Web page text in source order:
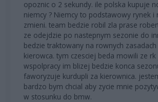
opoznic o 2 sekundy. ile polska kupuje
niemcy ? Niemcy to podstawowy rynek i
zmieni. team bedzie robil zla prase
ze odejdzie po nastepnym sezonie do
bedzie traktowany na rownych
kierowca. tym czesciej beda mowili ze
wspolpracy im blizej bedzie konca
faworyzuje kurdupli za kierownica.
bardzo bym chcial aby zycie mnie
w stosunku do bmw.